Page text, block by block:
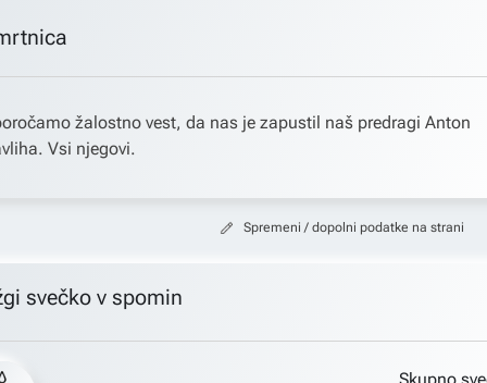
žalostno vest, da nas je zapustil naš predragi Anton
Vsi njegovi.
Spremeni / dopolni podatke na strani
svečko v spomin